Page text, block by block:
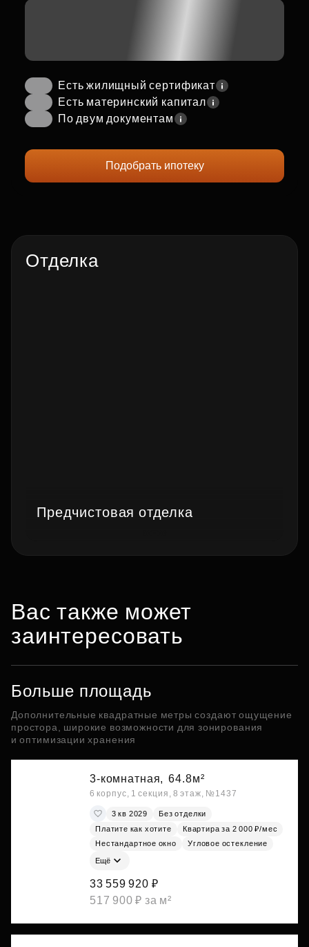
Есть жилищный сертификат
Есть материнский капитал
По двум документам
Подобрать ипотеку
Отделка
Предчистовая отделка
Вас также может
заинтересовать
Больше площадь
Дополнительные квадратные метры создают ощущение
простора, широкие возможности для зонирования
и оптимизации хранения
3-комнатная, 64.8м²
6 корпус, 1 секция, 8 этаж, №1437
3 кв 2029
Без отделки
Платите как хотите
Квартира за 2 000 ₽/мес
Нестандартное окно
Угловое остекление
Ещё
33 559 920 ₽
517 900 ₽ за м²